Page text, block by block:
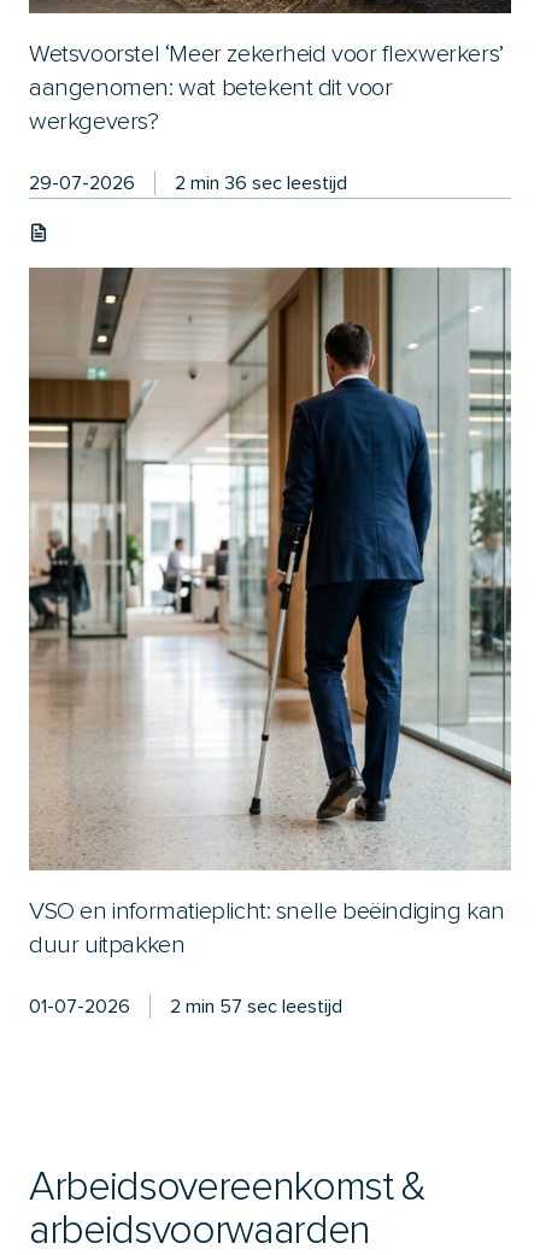
Wetsvoorstel ‘Meer zekerheid voor flexwerkers’
aangenomen: wat betekent dit voor
werkgevers?
29-07-2026 2 min 36 sec leestijd
VSO en informatieplicht: snelle beëindiging kan
duur uitpakken
01-07-2026 2 min 57 sec leestijd
Arbeidsovereenkomst &
arbeidsvoorwaarden